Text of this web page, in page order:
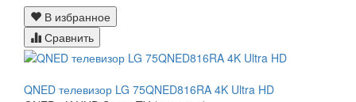
В избранное
Сравнить
QNED телевизор LG 75QNED816RA 4K Ultra HD